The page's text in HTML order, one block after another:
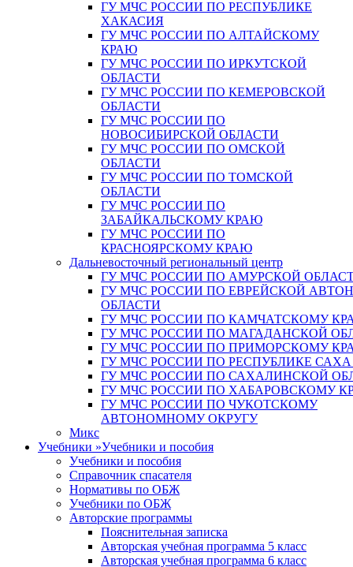
ГУ МЧС РОССИИ ПО РЕСПУБЛИКЕ
ХАКАСИЯ
ГУ МЧС РОССИИ ПО АЛТАЙСКОМУ
КРАЮ
ГУ МЧС РОССИИ ПО ИРКУТСКОЙ
ОБЛАСТИ
ГУ МЧС РОССИИ ПО КЕМЕРОВСКОЙ
ОБЛАСТИ
ГУ МЧС РОССИИ ПО
НОВОСИБИРСКОЙ ОБЛАСТИ
ГУ МЧС РОССИИ ПО ОМСКОЙ
ОБЛАСТИ
ГУ МЧС РОССИИ ПО ТОМСКОЙ
ОБЛАСТИ
ГУ МЧС РОССИИ ПО
ЗАБАЙКАЛЬСКОМУ КРАЮ
ГУ МЧС РОССИИ ПО
КРАСНОЯРСКОМУ КРАЮ
Дальневосточный региональный центр
ГУ МЧС РОССИИ ПО АМУРСКОЙ
ГУ МЧС РОССИИ ПО ЕВРЕЙСКОЙ
ОБЛАСТИ
ГУ МЧС РОССИИ ПО КАМЧАТСКОМУ
ГУ МЧС РОССИИ ПО МАГАДАНСКОЙ
ГУ МЧС РОССИИ ПО ПРИМОРСКОМУ
ГУ МЧС РОССИИ ПО РЕСПУБЛИКЕ
ГУ МЧС РОССИИ ПО САХАЛИНСКОЙ
ГУ МЧС РОССИИ ПО ХАБАРОВСКОМУ
ГУ МЧС РОССИИ ПО ЧУКОТСКОМУ
АВТОНОМНОМУ ОКРУГУ
Микс
Учебники »Учебники и пособия
Учебники и пособия
Справочник спасателя
Нормативы по ОБЖ
Учебники по ОБЖ
Авторские программы
Пояснительная записка
Авторская учебная программа 5 класс
Авторская учебная программа 6 класс